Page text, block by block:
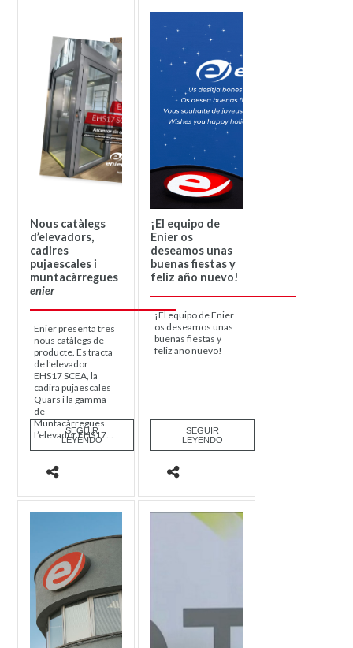
Nous catàlegs
d’elevadors,
cadires
pujaescales i
muntacàrregues
enier
Enier presenta tres
nous catàlegs de
producte. Es tracta
de l’elevador
EHS17 SCEA, la
cadira pujaescales
Quars i la gamma
de
Muntacàrregues.
L’elevador EHS17...
SEGUIR
LEYENDO
¡El equipo de
Enier os
deseamos unas
buenas fiestas y
feliz año nuevo!
¡El equipo de Enier
os deseamos unas
buenas fiestas y
feliz año nuevo!
SEGUIR
LEYENDO